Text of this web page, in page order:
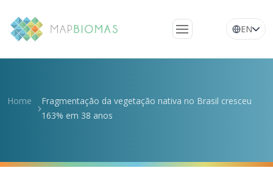
EN
Home
Fragmentação da vegetação nativa no Brasil cresceu
163% em 38 anos